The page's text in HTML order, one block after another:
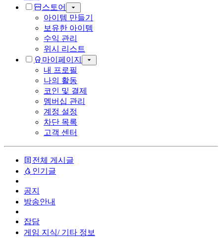
스토어
아이템 만들기
보유한 아이템
수익 관리
위시 리스트
마이페이지
내 프로필
나의 활동
코인 및 결제
멤버십 관리
계정 설정
차단 목록
고객 센터
전체 게시글
인기글
공지
방송안내
잡담
게임 지식/ 기타 정보